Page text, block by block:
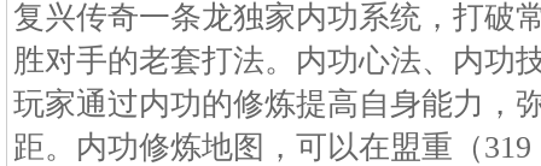
复兴传奇一条龙独家内功系统，打破
胜对手的老套打法。内功心法、内功
玩家通过内功的修炼提高自身能力，
距。内功修炼地图，可以在盟重（